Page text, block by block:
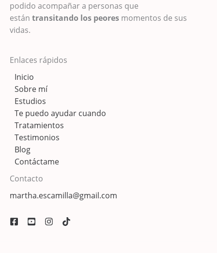
podido acompañar a personas que
están transitando los peores momentos de sus
vidas.
Enlaces rápidos
Inicio
Sobre mí
Estudios
Te puedo ayudar cuando
Tratamientos
Testimonios
Blog
Contáctame
Contacto
martha.escamilla@gmail.com